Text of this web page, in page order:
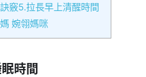
竅5.拉長早上清醒時間
婉翎媽咪
時間